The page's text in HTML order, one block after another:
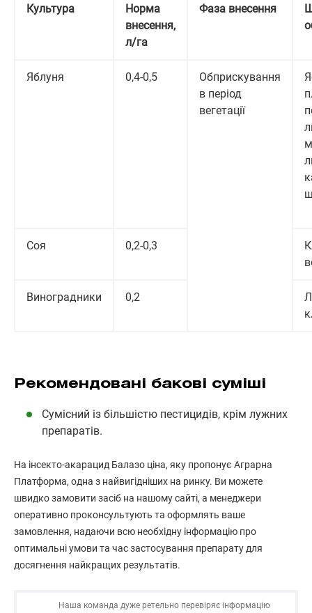
Культура
Норма
внесення,
л/га
Фаза внесення
Яблуня 0,4-0,5
Обприскування
в період
вегетації
Соя 0,2-0,3
Виноградники 0,2
Рекомендовані бакові суміші
Сумісний із більшістю пестицидів, крім лужних
препаратів.
На інсекто-акарацид Балазо ціна, яку пропонує Аграрна
Платформа, одна з найвигідніших на ринку. Ви можете
швидко замовити засіб на нашому сайті, а менеджери
оперативно проконсультують та оформлять ваше
замовлення, надаючи всю необхідну інформацію про
оптимальні умови та час застосування препарату для
досягнення найкращих результатів.
Наша команда дуже ретельно перевіряє інформацію